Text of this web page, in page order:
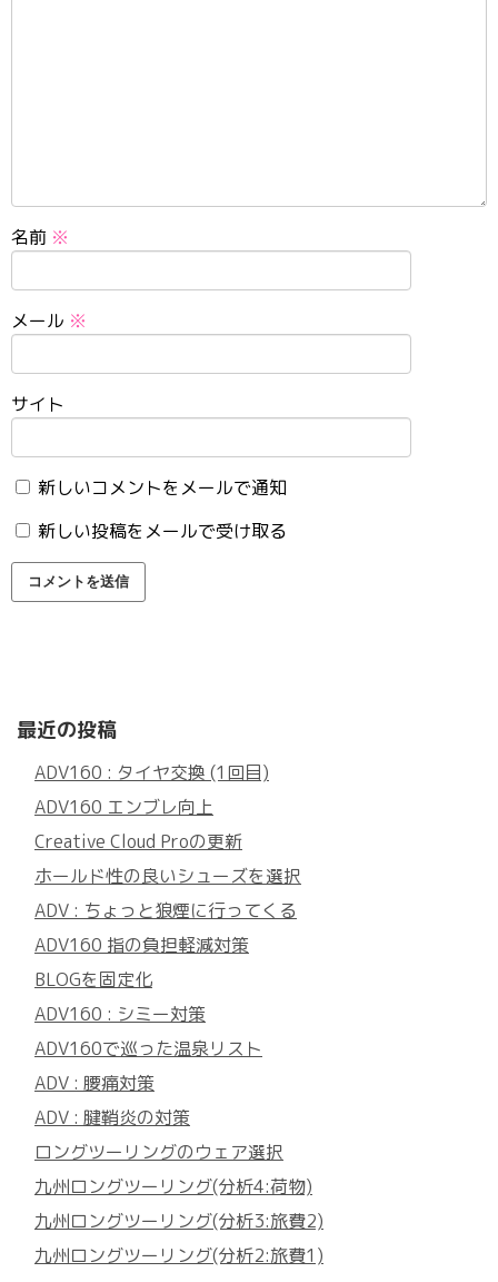
名前 ※
メール ※
サイト
新しいコメントをメールで通知
新しい投稿をメールで受け取る
最近の投稿
ADV160 : タイヤ交換 (1回目)
ADV160 エンブレ向上
Creative Cloud Proの更新
ホールド性の良いシューズを選択
ADV : ちょっと狼煙に行ってくる
ADV160 指の負担軽減対策
BLOGを固定化
ADV160 : シミー対策
ADV160で巡った温泉リスト
ADV : 腰痛対策
ADV : 腱鞘炎の対策
ロングツーリングのウェア選択
九州ロングツーリング(分析4:荷物)
九州ロングツーリング(分析3:旅費2)
九州ロングツーリング(分析2:旅費1)